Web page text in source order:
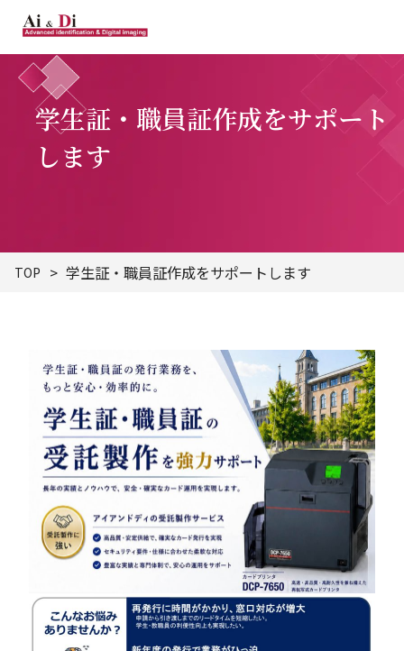
学生証・職員証作成をサポート
します
TOP 学生証・職員証作成をサポートします